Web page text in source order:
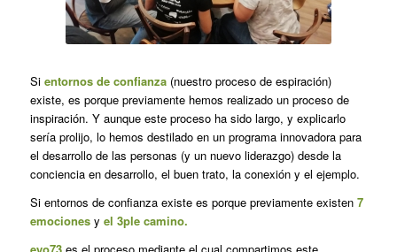
Si entornos de confianza(nuestro proceso de espiración)
existe, es porque previamente hemos realizado un proceso de
inspiración. Y aunque este proceso ha sido largo, y explicarlo
sería prolijo, lo hemos destilado en un programa innovadora para
el desarrollo de las personas (y un nuevo liderazgo) desde la
conciencia en desarrollo, el buen trato, la conexión y el ejemplo.
Si entornos de confianza existe es porque previamente existen 7
emocionesy el 3ple camino.